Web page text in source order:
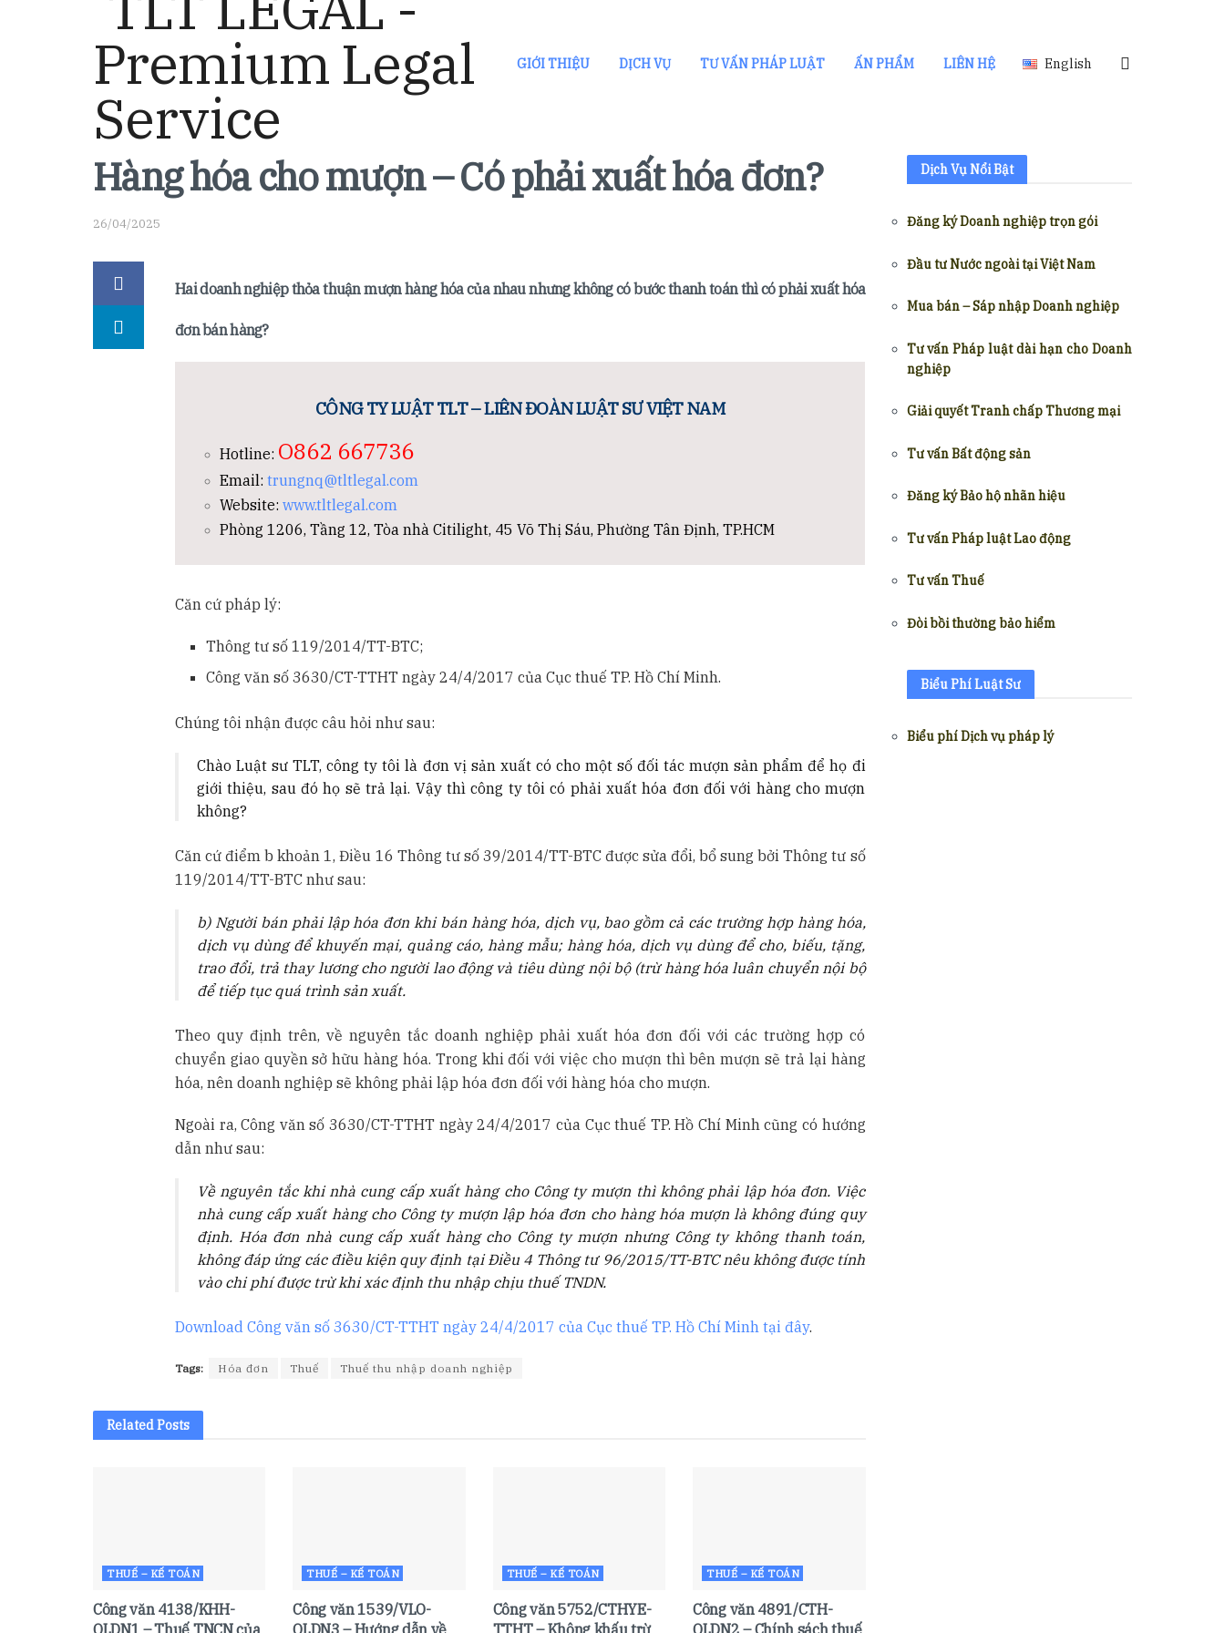
GIỚI THIỆU DỊCH VỤ TƯ VẤN PHÁP LUẬT ẤN PHẨM LIÊN HỆ English
Hàng hóa cho mượn – Có phải xuất hóa đơn?
26/04/2025
Hai doanh nghiệp thỏa thuận mượn hàng hóa của nhau nhưng không có bước thanh toán thì có phải xuất hóa
đơn bán hàng?
CÔNG TY LUẬT TLT – LIÊN ĐOÀN LUẬT SƯ VIỆT NAM
Hotline: O862 667736
Email: trungnq@tltlegal.com
Website:www.tltlegal.com
Phòng 1206, Tầng 12, Tòa nhà Citilight, 45 Võ Thị Sáu, Phường Tân Định, TP.HCM
Căn cứ pháp lý:
Thông tư số 119/2014/TT-BTC;
Công văn số 3630/CT-TTHT ngày 24/4/2017 của Cục thuế TP. Hồ Chí Minh.
Chúng tôi nhận được câu hỏi như sau:
Chào Luật sư TLT, công ty tôi là đơn vị sản xuất có cho một số đối tác mượn sản phẩm để họ đi
giới thiệu, sau đó họ sẽ trả lại. Vậy thì công ty tôi có phải xuất hóa đơn đối với hàng cho mượn
không?
Căn cứ điểm b khoản 1, Điều 16 Thông tư số 39/2014/TT-BTC được sửa đổi, bổ sung bởi Thông tư số
119/2014/TT-BTC như sau:
b) Người bán phải lập hóa đơn khi bán hàng hóa, dịch vụ, bao gồm cả các trường hợp hàng hóa,
dịch vụ dùng để khuyến mại, quảng cáo, hàng mẫu; hàng hóa, dịch vụ dùng để cho, biếu, tặng,
trao đổi, trả thay lương cho người lao động và tiêu dùng nội bộ (trừ hàng hóa luân chuyển nội bộ
để tiếp tục quá trình sản xuất.
Theo quy định trên, về nguyên tắc doanh nghiệp phải xuất hóa đơn đối với các trường hợp có
chuyển giao quyền sở hữu hàng hóa. Trong khi đối với việc cho mượn thì bên mượn sẽ trả lại hàng
hóa, nên doanh nghiệp sẽ không phải lập hóa đơn đối với hàng hóa cho mượn.
Ngoài ra, Công văn số 3630/CT-TTHT ngày 24/4/2017 của Cục thuế TP. Hồ Chí Minh cũng có hướng
dẫn như sau:
Về nguyên tắc khi nhà cung cấp xuất hàng cho Công ty mượn thì không phải lập hóa đơn. Việc
nhà cung cấp xuất hàng cho Công ty mượn lập hóa đơn cho hàng hóa mượn là không đúng quy
định. Hóa đơn nhà cung cấp xuất hàng cho Công ty mượn nhưng Công ty không thanh toán,
không đáp ứng các điều kiện quy định tại Điều 4 Thông tư 96/2015/TT-BTC nêu không được tính
vào chi phí được trừ khi xác định thu nhập chịu thuế TNDN.
Download Công văn số 3630/CT-TTHT ngày 24/4/2017 của Cục thuế TP. Hồ Chí Minh tại đây.
Tags: Hóa đơn Thuế Thuế thu nhập doanh nghiệp
RelatedPosts
THUẾ – KẾ TOÁN
Công văn 4138/KHH-
THUẾ – KẾ TOÁN
Công văn 1539/VLO-
THUẾ – KẾ TOÁN
Công văn 5752/CTHYE-
THUẾ – KẾ TOÁN
Công văn 4891/CTH-
Dịch Vụ Nổi Bật
Đăng ký Doanh nghiệp trọn gói
Đầu tư Nước ngoài tại Việt Nam
Mua bán – Sáp nhập Doanh nghiệp
Tư vấn Pháp luật dài hạn cho Doanh
nghiệp
Giải quyết Tranh chấp Thương mại
Tư vấn Bất động sản
Đăng ký Bảo hộ nhãn hiệu
Tư vấn Pháp luật Lao động
Tư vấn Thuế
Đòi bồi thường bảo hiểm
Biểu Phí Luật Sư
Biểu phí Dịch vụ pháp lý